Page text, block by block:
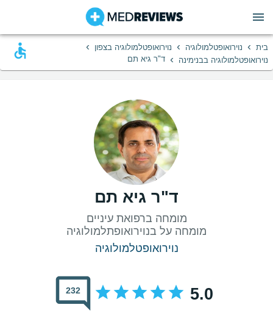
בית › נוירואופטלמולוגיה › נוירואופטלמולוגיה בצפון ›
נוירואופטלמולוגיה בבנימינה › ד"ר גיא תם
ד"ר גיא תם
מומחה על בנוירואופתלמולוגיה
נוירואופטלמולוגיה
5.0
232